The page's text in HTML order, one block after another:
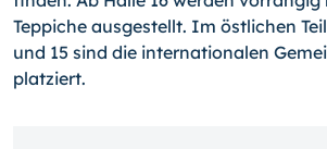
Teppiche ausgestellt. Im östlichen
und 15 sind die internationalen
platziert.